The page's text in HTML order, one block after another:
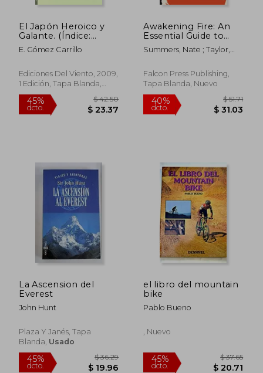
$ 22.88
El Japón Heroico y
Galante. (Índice:
Tokio. El Yosiwara. El
Alma Heroica. Los
Los Samurayes. El
Espíritu Refinado. El
Mujer. Los Paisajes. La
Miseria. El Código de
E. Gómez Carrillo
Ediciones Del Viento, 2009,
1 Edición, Tapa Blanda,
Nuevo
Awakening Fire: An
Essential Guide to
Waking Flame, Wood,
and Ignition (en
Summers, Nate ; Taylor,
Falcon Press Publishing,
Tapa Blanda, Nuevo
La Ascension del
Everest
John Hunt
Plaza Y Janés, Tapa
Blanda, Usado
el libro del mountain
bike
Pablo Bueno
, Nuevo